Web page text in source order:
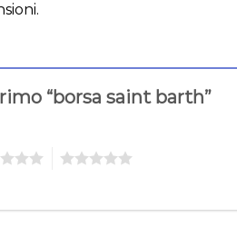
“borsa saint barth”